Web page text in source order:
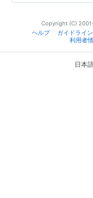
Copyright (C)
ヘルプ
ガイドライン
利用者
日本